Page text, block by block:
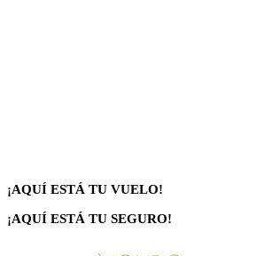
¡AQUÍ ESTÁ TU VUELO!
¡AQUÍ ESTÁ TU SEGURO!